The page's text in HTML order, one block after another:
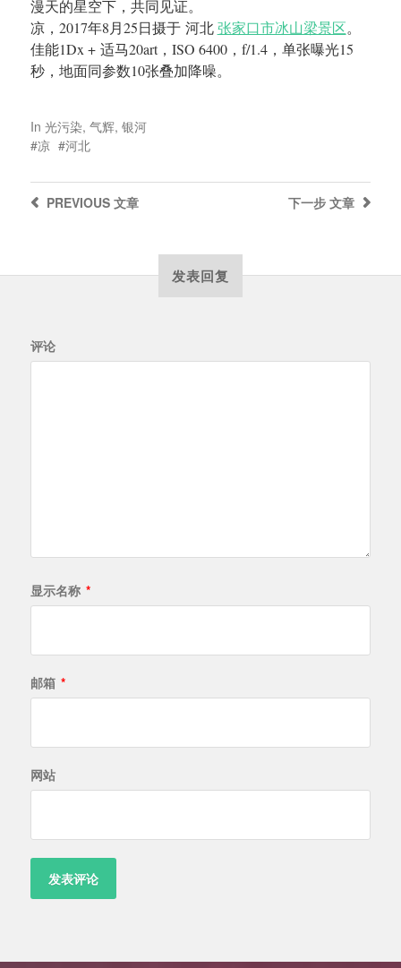
漫天的星空下，共同见证。
凉，2017年8月25日摄于 河北张家口市冰山梁景区。
佳能1Dx + 适马20art，ISO 6400，f/1.4，单张曝光15
秒，地面同参数10张叠加降噪。
In 光污染, 气辉, 银河
凉
河北
下一步 文章
PREVIOUS文章
发表回复
评论
显示名称 *
邮箱 *
网站